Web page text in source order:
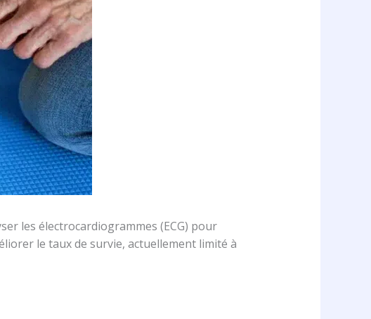
les électrocardiogrammes (ECG) pour
le taux de survie, actuellement limité à